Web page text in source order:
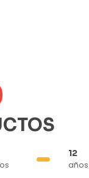
12
años